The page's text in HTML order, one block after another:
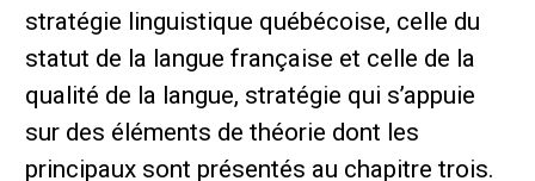
stratégie linguistique québécoise, celle du
statut de la langue française et celle de la
qualité de la langue, stratégie qui s’appuie
sur des éléments de théorie dont les
principaux sont présentés au chapitre trois.